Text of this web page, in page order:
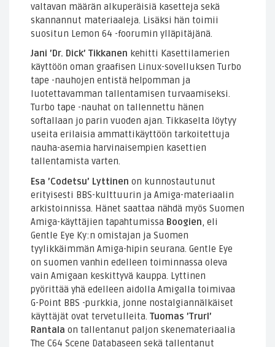
valtavan määrän alkuperäisiä kasetteja sekä
skannannut materiaaleja. Lisäksi hän toimii
suositun Lemon 64 -foorumin ylläpitäjänä.
Jani ’Dr. Dick’ Tikkanen kehitti Kasettilamerien
käyttöön oman graafisen Linux-sovelluksen Turbo
tape -nauhojen entistä helpomman ja
luotettavamman tallentamisen turvaamiseksi.
Turbo tape -nauhat on tallennettu hänen
softallaan jo parin vuoden ajan. Tikkaselta löytyy
useita erilaisia ammattikäyttöön tarkoitettuja
nauha-asemia harvinaisempien kasettien
tallentamista varten.
Esa ’Codetsu’ Lyttinen on kunnostautunut
erityisesti BBS-kulttuurin ja Amiga-materiaalin
arkistoinnissa. Hänet saattaa nähdä myös Suomen
Amiga-käyttäjien tapahtumissa Boogien , eli
Gentle Eye Ky:n omistajan ja Suomen
tyylikkäimmän Amiga-hipin seurana. Gentle Eye
on suomen vanhin edelleen toiminnassa oleva
vain Amigaan keskittyvä kauppa. Lyttinen
pyörittää yhä edelleen aidolla Amigalla toimivaa
G-Point BBS -purkkia, jonne nostalgiannälkäiset
käyttäjät ovat tervetulleita. Tuomas ’Trurl’
Rantala on tallentanut paljon skenemateriaalia
The C64 Scene Databaseen sekä tallentanut